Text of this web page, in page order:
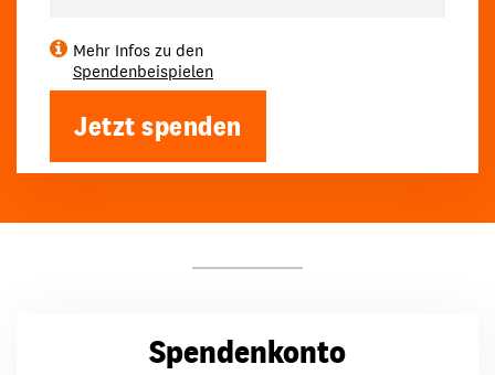
Mehr Infos zu den
Spendenbeispielen
Jetzt spenden
Spendenkonto